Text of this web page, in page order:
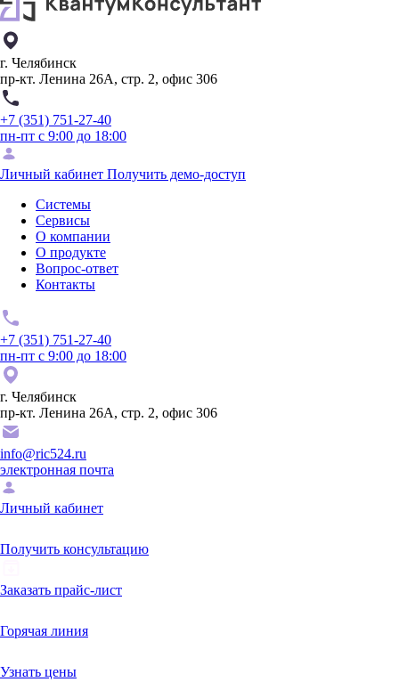
г. Челябинск
пр-кт. Ленина 26А, стр. 2, офис 306
+7 (351) 751-27-40
пн-пт с 9:00 до 18:00
Личный кабинет Получить демо-доступ
Системы
Сервисы
О компании
О продукте
Вопрос-ответ
Контакты
+7 (351) 751-27-40
пн-пт с 9:00 до 18:00
г. Челябинск
пр-кт. Ленина 26А, стр. 2, офис 306
info@ric524.ru
электронная почта
Личный кабинет
Получить консультацию
Заказать прайс-лист
Горячая линия
Узнать цены